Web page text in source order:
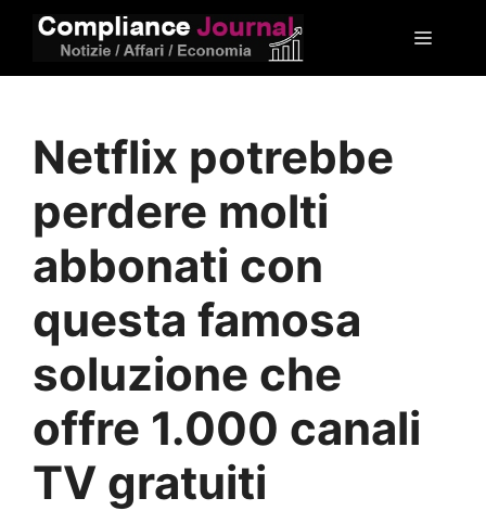
Menu
Netflix potrebbe
perdere molti
abbonati con
questa famosa
soluzione che
offre 1.000 canali
TV gratuiti